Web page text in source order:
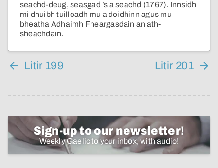
seachd-deug, seasgad ’s a seachd (1767). Innsidh
mi dhuibh tuilleadh mu a deidhinn agus mu
bheatha Adhaimh Fheargasdain an ath-
sheachdain.
Litir 199 Litir 201
Sign-up to our newsletter!
Weekly Gaelic to your inbox, with audio!